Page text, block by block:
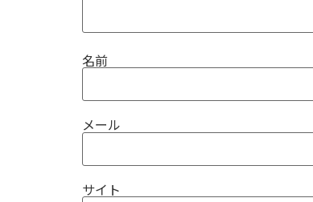
名前
メール
サイト